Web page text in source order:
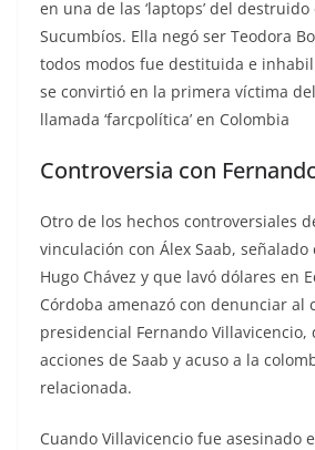
en una de las ‘laptops’ del
Sucumbíos. Ella negó ser Teodora
todos modos fue destituida e
se convirtió en la primera víctima
llamada ‘farcpolítica’ en Colombia
Controversia con
Otro de los hechos controversiales
vinculación con Álex Saab,
Hugo Chávez y que lavó dólares en
Córdoba amenazó con denunciar al
presidencial Fernando Villavicencio,
acciones de Saab y acuso a la
relacionada.
Cuando Villavicencio fue asesinado